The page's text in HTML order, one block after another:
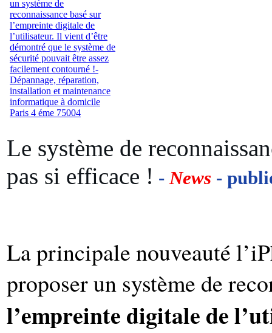
Le système de
pas si efficace ! - News -
La principale nouveauté
proposer un système de
l’empreinte digitale de